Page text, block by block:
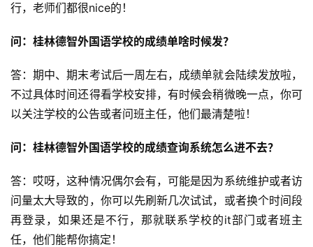
行，老师们都很nice的！
问：桂林德智外国语学校的成绩单啥时候发？
答：期中、期末考试后一周左右，成绩单就会陆续发放啦，
不过具体时间还得看学校安排，有时候会稍微晚一点，你可
以关注学校的公告或者问班主任，他们最清楚啦！
问：桂林德智外国语学校的成绩查询系统怎么进不去？
答：哎呀，这种情况偶尔会有，可能是因为系统维护或者访
问量太大导致的，你可以先刷新几次试试，或者换个时间段
再登录，如果还是不行，那就联系学校的it部门或者班主
任，他们能帮你搞定！